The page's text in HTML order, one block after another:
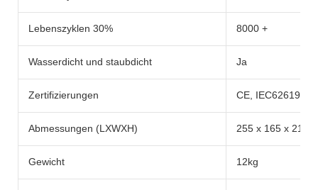
Lebenszyklen 30% 8000 +
Wasserdicht und staubdicht Ja
Zertifizierungen CE, IEC62619,
Abmessungen (LXWXH) 255 x 165 x
Gewicht 12kg